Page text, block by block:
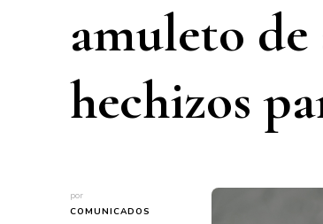
amuleto de
hechizos
por
COMUNICADOS